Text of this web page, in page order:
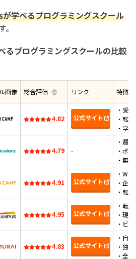
学べるプログラミングスクール
るプログラミングスクールの比較
画像 総合評価 リンク 特徴
4.82 公式サイト
・受
・転
・学
4.79 -
・週2
・ポ
・無
4.91 公式サイト
・
・企
・転
4.95 公式サイト
・転
・現
・ビ
4.83 公式サイト
・自
・独
・全